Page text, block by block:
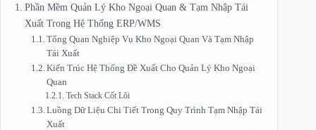
Phần Mềm Quản Lý Kho Ngoại Quan & Tạm Nhập Tái
Xuất Trong Hệ Thống ERP/WMS
Tổng Quan Nghiệp Vụ Kho Ngoại Quan Và Tạm Nhập
Tái Xuất
Kiến Trúc Hệ Thống Đề Xuất Cho Quản Lý Kho Ngoại
Quan
Tech Stack Cốt Lõi
Luồng Dữ Liệu Chi Tiết Trong Quy Trình Tạm Nhập Tái
Xuất